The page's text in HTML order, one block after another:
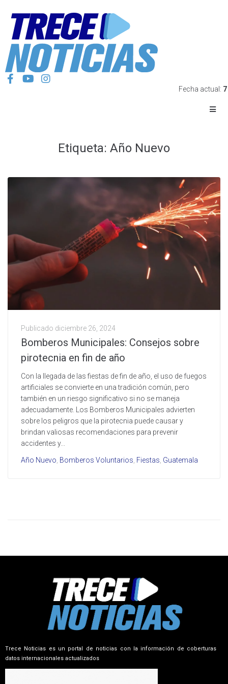
Fecha actual:
Etiqueta: Año Nuevo
Publicado diciembre 26, 2024
Bomberos Municipales: Consejos sobre
pirotecnia en fin de año
Con la llegada de las fiestas de fin de año, el uso de fuegos
artificiales se convierte en una tradición común, pero
también en un riesgo significativo si no se maneja
adecuadamente. Los Bomberos Municipales advierten
sobre los peligros que la pirotecnia puede causar y
brindan valiosas recomendaciones para prevenir
accidentes y...
Año Nuevo Bomberos Voluntarios Fiestas Guatemala
Trece Noticias es un portal de noticias con la información de coberturas
datos internacionales actualizados